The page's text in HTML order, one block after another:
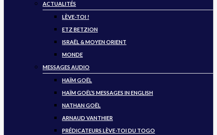
ACTUALITÉS
LÈVE-TOI !
ETZ BETZION
ISRAËL & MOYEN ORIENT
MONDE
MESSAGES AUDIO
HAÏM GOËL
HAÏM GOËL’S MESSAGES IN ENGLISH
NATHAN GOËL
ARNAUD VANTHIER
PRÉDICATEURS LÈVE-TOI DU TOGO